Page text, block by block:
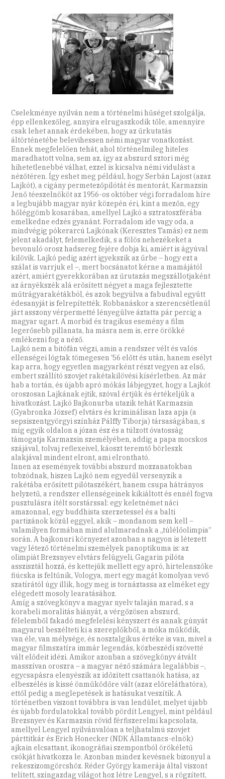
Cselekménye nyilván nem a történelmi hűséget szolgálja,
épp ellenkezőleg, annyira elrugaszkodik tőle, amennyire
csak lehet annak érdekében, hogy az űrkutatás
áltörténetébe belevihessen némi magyar vonatkozást.
Ennek megfelelően tehát, ahol történelmileg hiteles
maradhatott volna, sem az, így az abszurd sztori még
hihetetlenebbé válhat, ezzel is kicsalva némi vidulást a
nézőtéren. Így eshet meg például, hogy Serbán Lajost (azaz
Lajkót), a cigány permetezőpilótát és mentorát, Karmazsin
Jenő téeszelnököt az 1956-os október végi forradalom híre
a legbujább magyar nyár közepén éri, kint a mezőn, egy
hőléggömb kosarában, amellyel Lajkó a sztratoszférába
emelkedne edzés gyanánt. Forradalom ide vagy oda, a
mindvégig pókerarcú Lajkónak (Keresztes Tamás) ez nem
jelent akadályt, felemelkedik, s a fölös nehezékeket a
bevonuló orosz hadsereg fejére dobja ki, amiért is ágyúval
kilövik. Lajkó pedig azért igyekszik az űrbe – hogy ezt a
szálat is varrjuk el –, mert bocsánatot kérne a mamájától
azért, amiért gyerekkorában az űrutazás megszállotjaként
az árnyékszék alá erősített négyet a maga fejlesztette
műtrágyarakétákból, és azok begyúlva a fabudival együtt
édesanyját is felrepítették. Robbanáskor a szerencsétlenül
járt asszony vérpermetté lényegülve áztatta pár percig a
magyar ugart. A morbid és tragikus esemény a film
legerősebb pillanata, ha másra nem is, erre örökké
emlékezni fog a néző.
Lajkó nem a bitófán végzi, amin a rendszer vélt és valós
ellenségei lógtak tömegesen ’56 előtt és után, hanem esélyt
kap arra, hogy egyetlen magyarként részt vegyen az első,
embert szállító szovjet rakétakilövési kísérletben. Az már
hab a tortán, és újabb apró mókás lábjegyzet, hogy a Lajkót
oroszosan Lajkának ejtik, szóval értjük és értékeljük a
hivatkozást. Lajkó Bajkonurba utazik tehát Karmazsin
(Gyabronka József) elvtárs és kriminálisan laza apja (a
sepsiszentgyörgyi színház Pálffy Tiborja) társaságában, s
míg egyik oldalon a józan ész és a túlzott óvatosság
támogatja Karmazsin személyében, addig a papa mocskos
szájával, tolvaj reflexeivel, káoszt teremtő börleszk
alakjával mindent elront, ami elrontható.
Innen az események további abszurd mozzanatokban
tobzódnak, hiszen Lajkó nem egyedül versenyzik a
rakétába erősített pilótaszékért, hanem csupa hátrányos
helyzetű, a rendszer ellenségeinek kikiáltott és ennél fogva
pusztulásra ítélt sorstárssal: egy keletnémet náci
amazonnal, egy buddhista szerzetessel és a balti
partizánok közül eggyel, akik – mondanom sem kell –
valamilyen formában mind alulmaradnak a „túlélőolimpia”
során. A bajkonuri környezet azonban a nagyon is létezett
vagy létező történelmi személyek panoptikuma is: az
olimpiát Brezsnyev elvtárs felügyeli, Gagarin pilóta
asszisztál hozzá, és kettejük mellett egy apró, hirtelenszőke
fiúcska is feltűnik, Vologya, mert egy magát komolyan vevő
szatírától úgy illik, hogy meg is tornáztassa az elméket egy
elégedett mosoly learatásához.
Amíg a szövegkönyv a magyar nyelv talaján marad, s a
korabeli moralitás hiányát, a vérgőzösen abszurd,
félelemből fakadó megfelelési kényszert és annak gúnyát
magyarul beszélteti ki a szereplőkből, a móka működik,
van éle, van mélysége, és nosztalgikus értéke is van, mivel a
magyar filmszatíra immár legendás, közbeszédi szövetté
vált elődeit idézi. Amikor azonban a szövegkönyv átvált
masszívan oroszra – a magyar néző számára legalábbis –,
egycsapásra elenyészik az időzített csattanók hatása, az
elbeszélés is kissé önműködőre vált (azaz előreláthatóra),
ettől pedig a meglepetések is hatásukat veszítik. A
történetben viszont továbbra is van lendület, melyet újabb
és újabb fordulatokkal tovább pördít Lengyel, mint például
Brezsnyev és Karmazsin rövid férfiszerelmi kapcsolata,
amellyel Lengyel nyilvánvalóan a teljhatalmú szovjet
párttitkár és Erich Honecker (NDK Államtancs-elnök)
ajkain elcsattant, ikonográfiai szempontból örökéletű
csókját hivatkozza le. Azonban mindez kevésnek bizonyul a
rekeszizomgörcshöz. Réder György kamerája által viszont
telített, színgazdag világot hoz létre Lengyel, s a rögzített,